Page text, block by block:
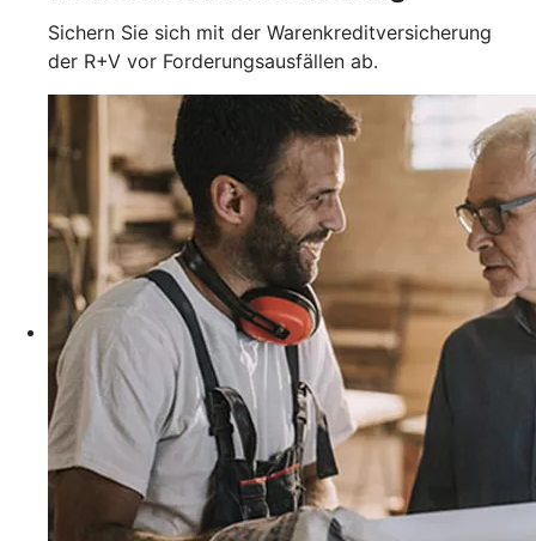
Sichern Sie sich mit der Warenkreditversicherung
der R+V vor Forderungsausfällen ab.